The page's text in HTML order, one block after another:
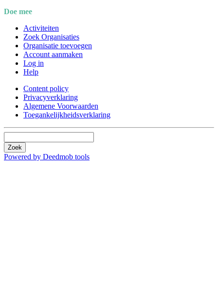
Doe mee
Activiteiten
Zoek Organisaties
Organisatie toevoegen
Account aanmaken
Log in
Help
Content policy
Privacyverklaring
Algemene Voorwaarden
Toegankelijkheidsverklaring
Zoek
Powered by Deedmob tools